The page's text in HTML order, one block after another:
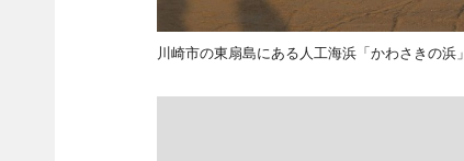
川崎市の東扇島にある人工海浜「かわさきの浜」